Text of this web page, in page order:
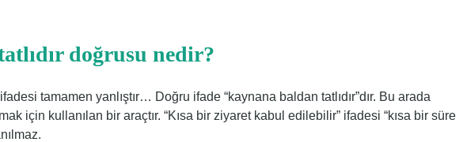
doğrusu nedir?
tamamen yanlıştır… Doğru ifade “kaynana baldan tatlıdır”dır. Bu arada
için kullanılan bir araçtır. “Kısa bir ziyaret kabul edilebilir” ifadesi “kısa bir süre